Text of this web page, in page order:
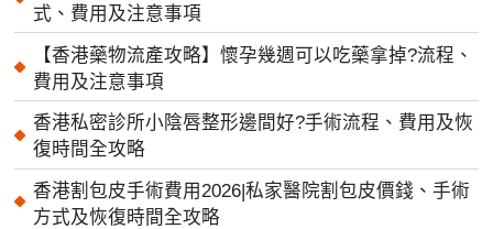
式、費用及注意事項
【香港藥物流產攻略】懷孕幾週可以吃藥拿掉?流程、
費用及注意事項
香港私密診所小陰唇整形邊間好?手術流程、費用及恢
復時間全攻略
香港割包皮手術費用2026|私家醫院割包皮價錢、手術
方式及恢復時間全攻略